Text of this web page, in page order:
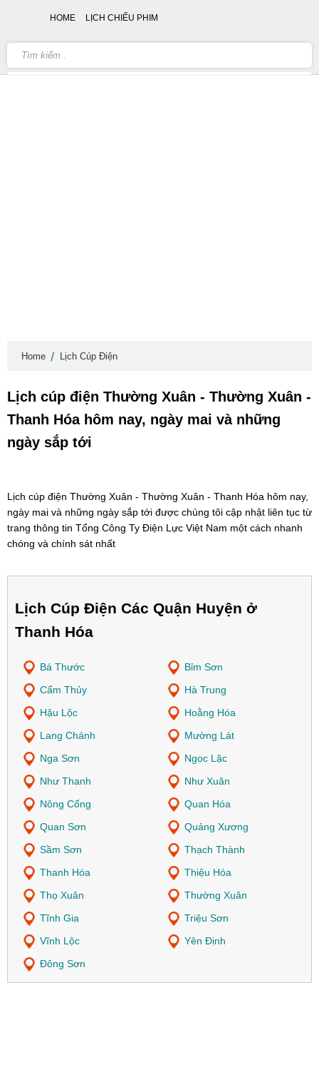
Home Lịch Cúp Điện
Lịch cúp điện Thường Xuân - Thường Xuân -
Thanh Hóa hôm nay, ngày mai và những
ngày sắp tới
Lịch cúp điện Thường Xuân - Thường Xuân - Thanh Hóa hôm nay,
ngày mai và những ngày sắp tới được chúng tôi cập nhật liên tục từ
trang thông tin Tổng Công Ty Điện Lực Việt Nam một cách nhanh
chóng và chính sát nhất
Lịch Cúp Điện Các Quận Huyện ở
Thanh Hóa
Bá Thước
Bỉm Sơn
Cẩm Thủy
Hà Trung
Hậu Lộc
Hoằng Hóa
Lang Chánh
Mường Lát
Nga Sơn
Ngọc Lặc
Như Thanh
Như Xuân
Nông Cống
Quan Hóa
Quan Sơn
Quảng Xương
Sầm Sơn
Thạch Thành
Thanh Hóa
Thiệu Hóa
Thọ Xuân
Thường Xuân
Tĩnh Gia
Triệu Sơn
Vĩnh Lộc
Yên Định
Đông Sơn
HOME LỊCH CHIẾU PHIM